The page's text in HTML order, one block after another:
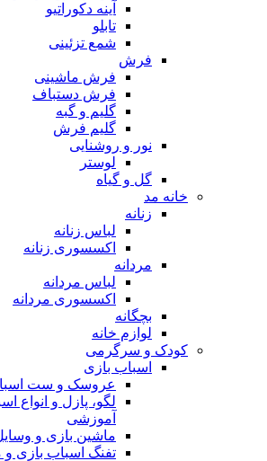
آینه دکوراتیو
تابلو
شمع تزئینی
فرش
فرش ماشینی
فرش دستباف
گلیم و گبه
گلیم فرش
نور و روشنایی
لوستر
گل و گیاه
خانه مد
زنانه
لباس زنانه
اکسسوری زنانه
مردانه
لباس مردانه
اکسسوری مردانه
بچگانه
لوازم خانه
کودک و سرگرمی
اسباب بازی
عروسک و ست
لگو، پازل و انواع
آموزشی
ماشین بازی و
تفنگ اسباب بازی و